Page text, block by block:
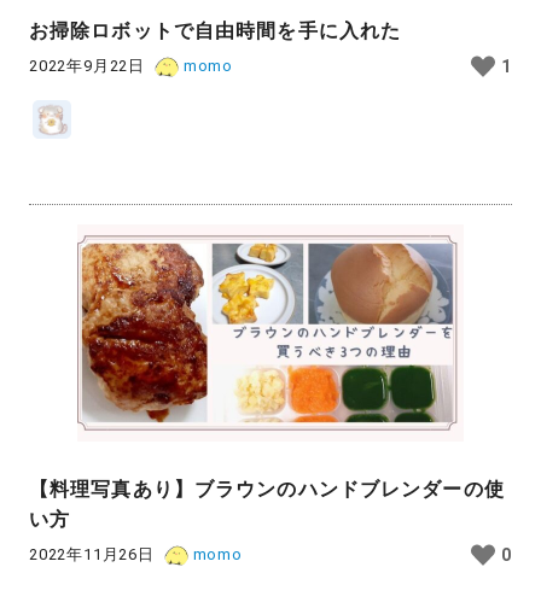
お掃除ロボットで自由時間を手に入れた
2022年9月22日 momo 1
【料理写真あり】ブラウンのハンドブレンダーの使
い方
2022年11月26日 momo 0